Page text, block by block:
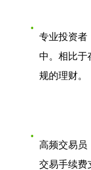
专业投资者
中。相比于
规的理财。
高频交易员
交易手续费